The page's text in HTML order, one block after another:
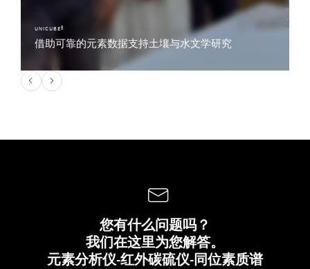
UNICUBE®
借助可靠的元素数据支持土壤与水文学研究
Roorkee国家水文研究所通过安装 Elementar UNICUBE® CHNS 分析仪，加强了其
土壤水实验室的分析能力。
您有什么问题吗？
我们在这里为您解答。
元素分析仪-红外碳硫仪-同位素质谱